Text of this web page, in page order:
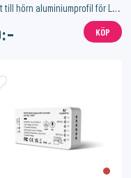
Front till hörn aluminiumprofil för LED-list
KÖP